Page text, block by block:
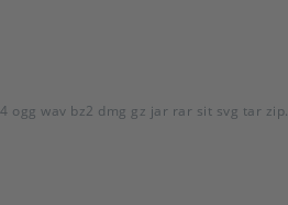
ogg wav bz2 dmg gz jar rar sit svg tar zip.